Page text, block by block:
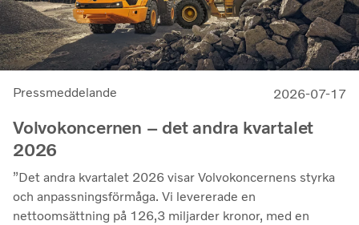
Pressmeddelande 2026-07-17
Volvokoncernen – det andra kvartalet
2026
”Det andra kvartalet 2026 visar Volvokoncernens styrka
och anpassningsförmåga. Vi levererade en
nettoomsättning på 126,3 miljarder kronor, med en